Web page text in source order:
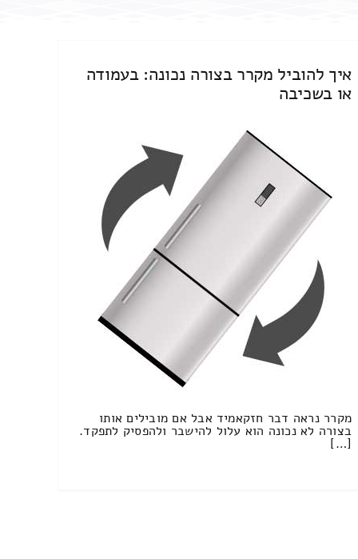
איך להוביל מקרר בצורה נכונה: בעמודה
או בשכיבה
מקרר נראה דבר חזקאמיד אבל אם מובילים אותו
בצורה לא נכונה הוא עלול להישבר ולהפסיק לתפקד.
[…]